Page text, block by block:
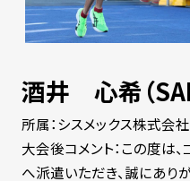
酒井 心希（
所属：シスメックス株式会
大会後コメント：この度は
へ派遣いただき、誠にあり